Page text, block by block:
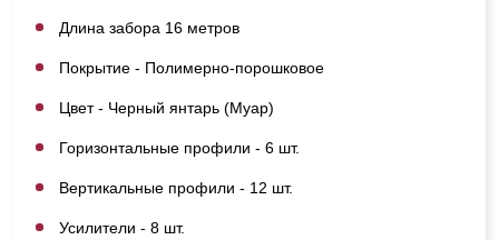
Длина забора 16 метров
Покрытие - Полимерно-порошковое
Цвет - Черный янтарь (Муар)
Горизонтальные профили - 6 шт.
Вертикальные профили - 12 шт.
Усилители - 8 шт.